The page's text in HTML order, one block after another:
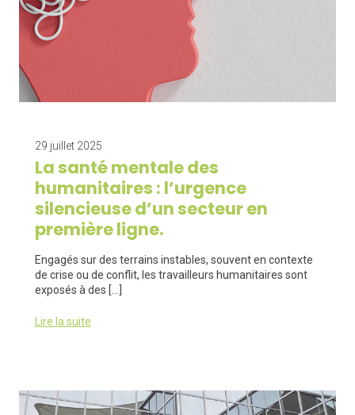
29 juillet 2025
La santé mentale des
humanitaires : l’urgence
silencieuse d’un secteur en
première ligne.
Engagés sur des terrains instables, souvent en contexte
de crise ou de conflit, les travailleurs humanitaires sont
exposés à des […]
Lire la suite